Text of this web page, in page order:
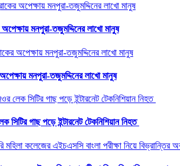
মনপুরা-তজুমদ্দিনের লাখো মানুষ
মনপুরা-তজুমদ্দিনের লাখো মানুষ
সিটির গাছ পড়ে ইন্টারনেট টেকনিশিয়ান নিহত